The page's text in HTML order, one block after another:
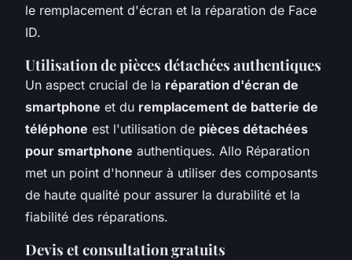
le remplacement d'écran et la réparation de Face
ID.
Utilisation de pièces détachées authentiques
Un aspect crucial de la réparation d'écran de
smartphone et du remplacement de batterie de
téléphone est l'utilisation de pièces détachées
pour smartphone authentiques. Allo Réparation
met un point d'honneur à utiliser des composants
de haute qualité pour assurer la durabilité et la
fiabilité des réparations.
Devis et consultation gratuits